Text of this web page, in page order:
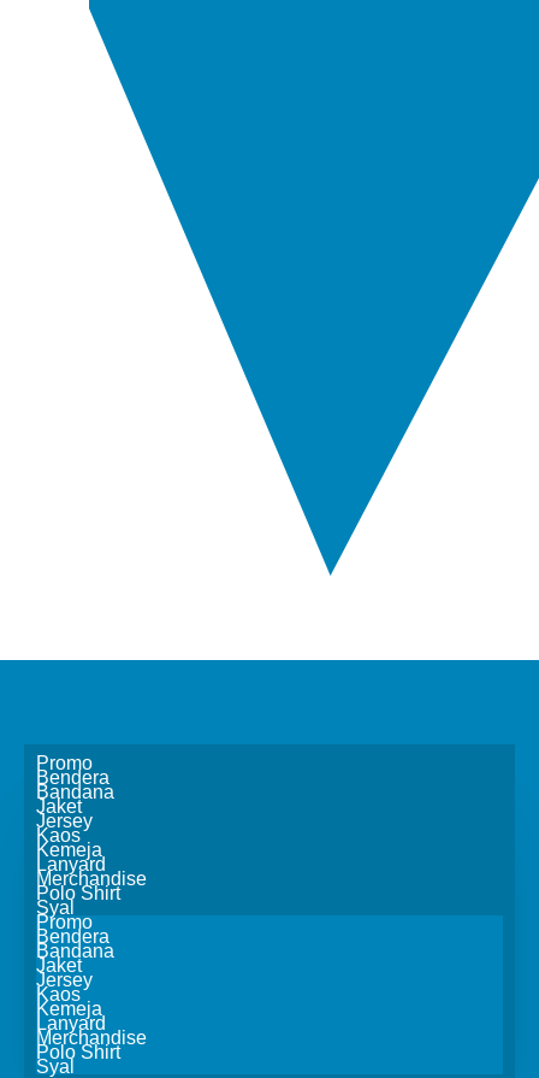
Promo
Bendera
Bandana
Jaket
Jersey
Kaos
Kemeja
Lanyard
Merchandise
Polo Shirt
Syal
Promo
Bendera
Bandana
Jaket
Jersey
Kaos
Kemeja
Lanyard
Merchandise
Polo Shirt
Syal